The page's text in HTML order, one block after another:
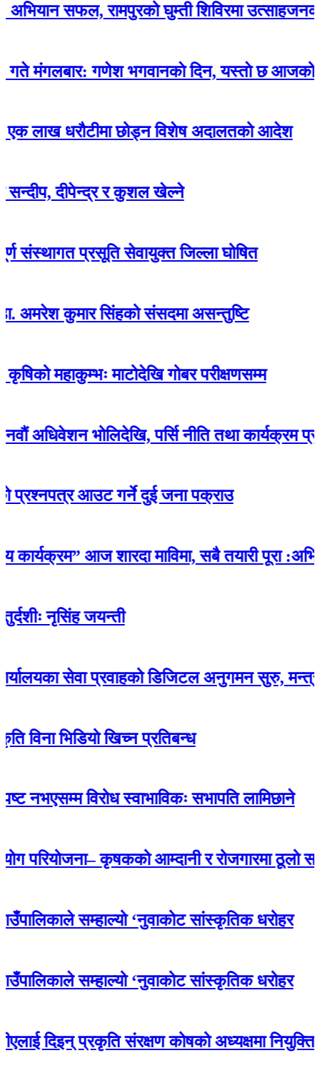
रामपुरको घुम्ती शिविरमा उत्साहजनक
गणेश भगवानकाे दिन, यस्ताे छ आजको राशिफल
धरौटीमा छोड्न विशेष अदालतको आदेश
दीपेन्द्र र कुशल खेल्ने
प्रसूति सेवायुक्त जिल्ला घोषित
सिंहको संसदमा असन्तुष्टि
माटोदेखि गोबर परीक्षणसम्म
भोलिदेखि, पर्सि नीति तथा कार्यक्रम प्रस्तुत
आउट गर्ने दुई जना पक्राउ
आज शारदा माविमा, सबै तयारी पूरा
जयन्ती
प्रवाहको डिजिटल अनुगमन सुरु, मन्त्री
खिच्न प्रतिबन्ध
विरोध स्वाभाविकः सभापति लामिछाने
कृषकको आम्दानी र रोजगारमा ठूलो सहयोग
सम्हाल्यो ‘नुवाकोट सांस्कृतिक धरोहर
सम्हाल्यो ‘नुवाकोट सांस्कृतिक धरोहर
प्रकृति संरक्षण कोषको अध्यक्षमा नियुक्ति